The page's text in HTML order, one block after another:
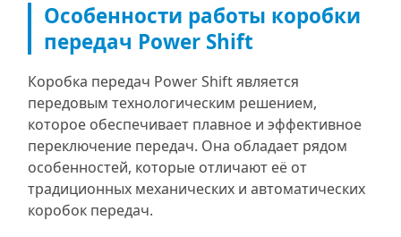
Особенности работы коробки
передач Power Shift
Коробка передач Power Shift является
передовым технологическим решением,
которое обеспечивает плавное и эффективное
переключение передач. Она обладает рядом
особенностей, которые отличают её от
традиционных механических и автоматических
коробок передач.